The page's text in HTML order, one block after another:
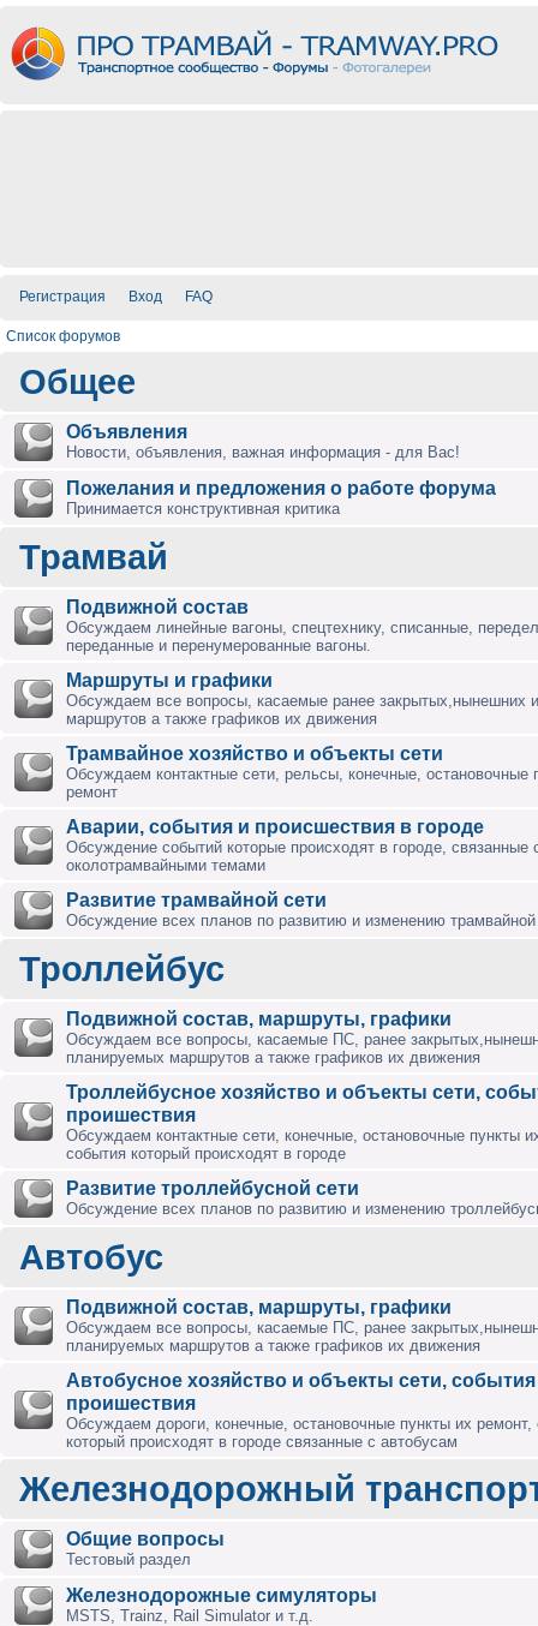
Регистрация Вход FAQ
Список форумов
Общее
Объявления
Новости, объявления, важная информация - для Вас!
Пожелания и предложения о работе форума
Принимается конструктивная критика
Трамвай
Подвижной состав
Обсуждаем линейные вагоны, спецтехнику, списанные,
переданные и перенумерованные вагоны.
Маршруты и графики
Обсуждаем все вопросы, касаемые ранее закрытых,нынешних
маршрутов а также графиков их движения
Трамвайное хозяйство и объекты сети
Обсуждаем контактные сети, рельсы, конечные, остановочные
ремонт
Аварии, события и происшествия в городе
Обсуждение событий которые происходят в городе, связанные
околотрамвайными темами
Развитие трамвайной сети
Обсуждение всех планов по развитию и изменению трамвайной
Троллейбус
Подвижной состав, маршруты, графики
Обсуждаем все вопросы, касаемые ПС, ранее
планируемых маршрутов а также графиков их движения
Троллейбусное хозяйство и объекты сети,
проишествия
Обсуждаем контактные сети, конечные, остановочные пункты
события который происходят в городе
Развитие троллейбусной сети
Обсуждение всех планов по развитию и изменению
Автобус
Подвижной состав, маршруты, графики
Обсуждаем все вопросы, касаемые ПС, ранее
планируемых маршрутов а также графиков их движения
Автобусное хозяйство и объекты сети,
проишествия
Обсуждаем дороги, конечные, остановочные пункты их ремонт,
который происходят в городе связанные с автобусам
Железнодорожный
Общие вопросы
Тестовый раздел
Железнодорожные симуляторы
MSTS, Trainz, Rail Simulator и т.д.